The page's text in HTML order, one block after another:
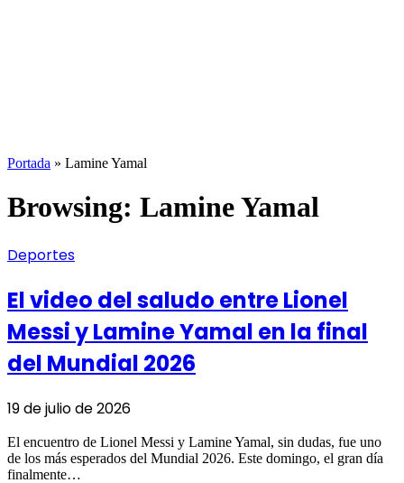
Portada » Lamine Yamal
Browsing: Lamine Yamal
Deportes
El video del saludo entre Lionel
Messi y Lamine Yamal en la final
del Mundial 2026
19 de julio de 2026
El encuentro de Lionel Messi y Lamine Yamal, sin dudas, fue uno
de los más esperados del Mundial 2026. Este domingo, el gran día
finalmente…